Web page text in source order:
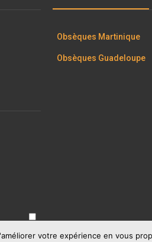
Obsèques Martinique
Obsèques Guadeloupe
votre expérience en vous